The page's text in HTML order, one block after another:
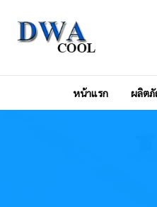
DWA COOL
หน้าแรก ผลิต